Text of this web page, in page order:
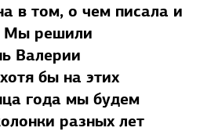
в том, о чем писала и
Мы решили
Валерии
бы на этих
года мы будем
разных лет